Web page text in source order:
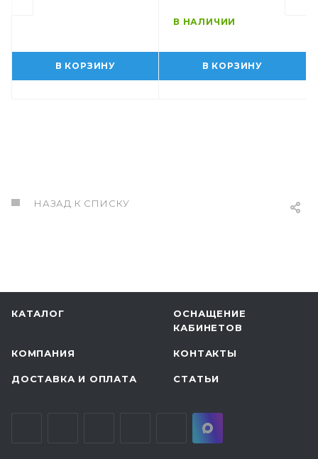
В КОРЗИНУ
В НАЛИЧИИ
В КОРЗИНУ
НАЗАД К СПИСКУ
КАТАЛОГ
ОСНАЩЕНИЕ
КАБИНЕТОВ
КОМПАНИЯ КОНТАКТЫ
ДОСТАВКА И ОПЛАТА СТАТЬИ